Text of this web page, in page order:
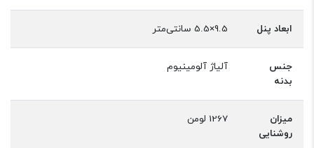
ابعاد پنل 9.5×5.5 سانتی‌متر
جنس
بدنه
آلیاژ آلومینیوم
میزان
روشنایی
1267 لومن